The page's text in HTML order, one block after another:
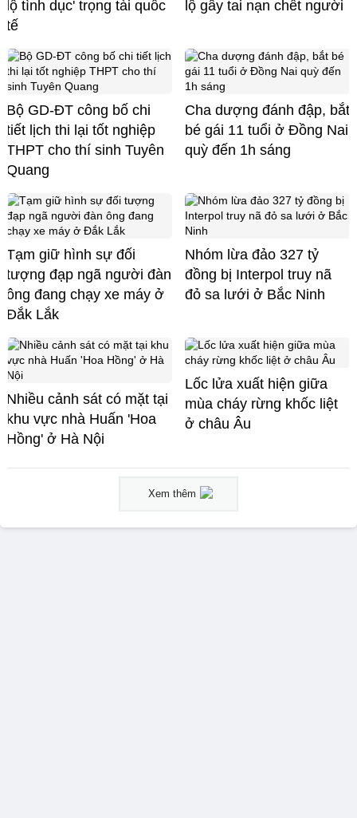
lộ tình dục' trọng tài quốc
tế
lộ gây tai nạn chết người
Bộ GD-ĐT công bố chi
tiết lịch thi lại tốt nghiệp
THPT cho thí sinh Tuyên
Quang
Cha dượng đánh đập, bắt
bé gái 11 tuổi ở Đồng Nai
quỳ đến 1h sáng
Tạm giữ hình sự đối
tượng đạp ngã người đàn
ông đang chạy xe máy ở
Đắk Lắk
Nhóm lừa đảo 327 tỷ
đồng bị Interpol truy nã
đỏ sa lưới ở Bắc Ninh
Nhiều cảnh sát có mặt tại
khu vực nhà Huấn 'Hoa
Hồng' ở Hà Nội
Lốc lửa xuất hiện giữa
mùa cháy rừng khốc liệt
ở châu Âu
Xem thêm